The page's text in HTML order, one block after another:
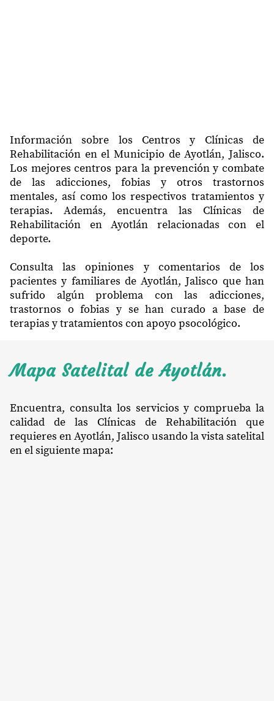
Información sobre los Centros y Clínicas de
Rehabilitación en el Municipio de Ayotlán, Jalisco.
Los mejores centros para la prevención y combate
de las adicciones, fobias y otros trastornos
mentales, así como los respectivos tratamientos y
terapias. Además, encuentra las Clínicas de
Rehabilitación en Ayotlán relacionadas con el
deporte.
Consulta las opiniones y comentarios de los
pacientes y familiares de Ayotlán, Jalisco que han
sufrido algún problema con las adicciones,
trastornos o fobias y se han curado a base de
terapias y tratamientos con apoyo psocológico.
Mapa Satelital de Ayotlán.
Encuentra, consulta los servicios y comprueba la
calidad de las Clínicas de Rehabilitación que
requieres en Ayotlán, Jalisco usando la vista satelital
en el siguiente mapa: